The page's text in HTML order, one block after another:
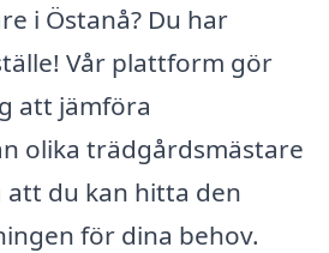
i Östanå? Du har
Vår plattform gör
att jämföra
olika trädgårdsmästare
att du kan hitta den
för dina behov.